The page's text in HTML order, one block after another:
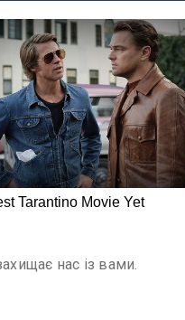
нас із вами.